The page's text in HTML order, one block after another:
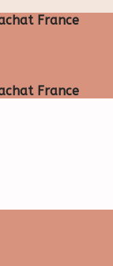
France
France